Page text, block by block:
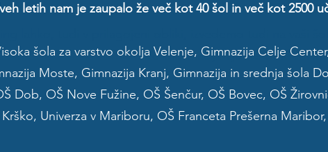
Več informacij najdete v našem
letih nam je zaupalo že več kot 40 šol in več kot 2500
šola za varstvo okolja Velenje, Gimnazija Celje
Moste, Gimnazija Kranj, Gimnazija in srednja šola
Dob, OŠ Nove Fužine, OŠ Šenčur, OŠ Bovec, OŠ
Univerza v Mariboru, OŠ Franceta Prešerna